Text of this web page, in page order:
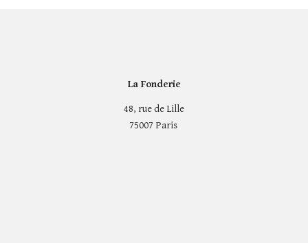
La Fonderie
48, rue de Lille
75007 Paris